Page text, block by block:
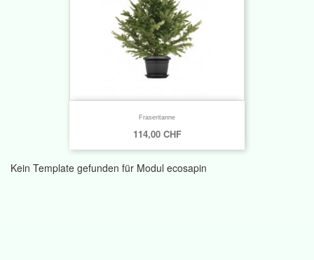
Fraseritanne
114,00 CHF
Kein Template gefunden für Modul ecosapin